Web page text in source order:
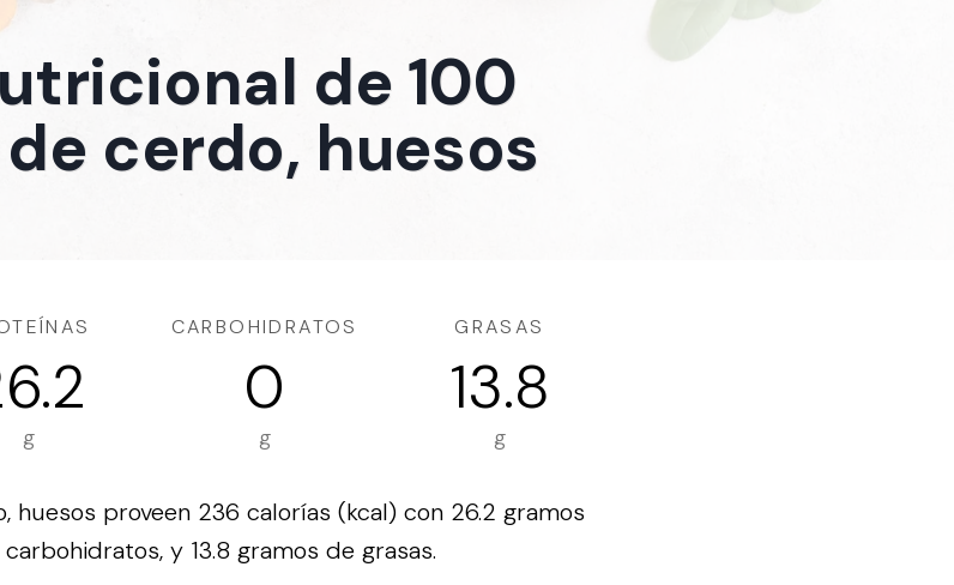
de 100
cerdo, huesos
g
CARBOHIDRATOS
0
g
GRASAS
13.8
g
huesos proveen 236 calorías (kcal) con 26.2 gramos
y 13.8 gramos de grasas.